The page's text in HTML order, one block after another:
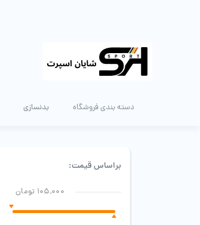
دسته بندی فروشگاه بدنسازی
براساس قیمت:
105,000 تومان